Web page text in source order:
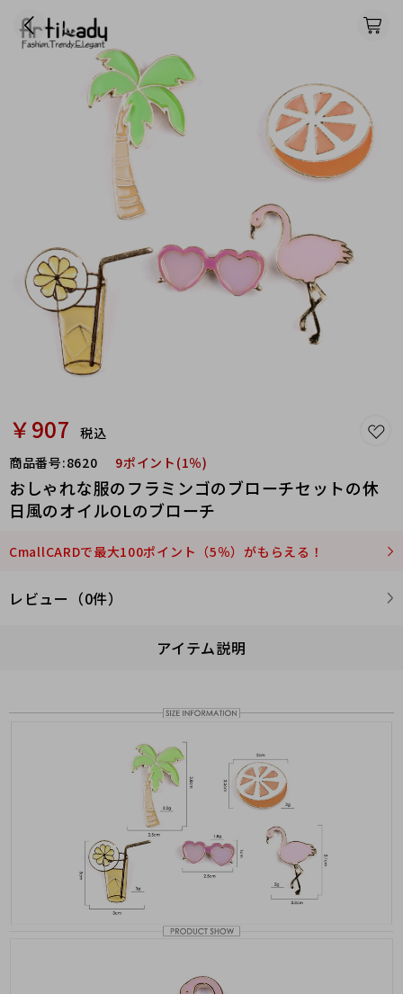
￥907
税込
商品番号:8620 9ポイント(1％)
おしゃれな服のフラミンゴのブローチセットの休
日風のオイルOLのブローチ
CmallCARDで最大100ポイント（5％）がもらえる！
レビュー（0件）
アイテム説明